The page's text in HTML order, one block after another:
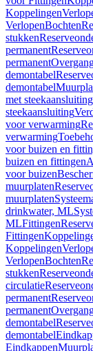
Koppelingen
VerlopenBochten
stukken
permanent
permanent
demontabel
demontabel
met steekaansluiting
steekaansluiting
voor verwarming
verwarming
voor buizen en
buizen en fittingen
voor buizen
muurplaten
muurplaten
drinkwater, ML
MLFittingen
Fittingen
Koppelingen
VerlopenBochten
stukken
circulatie
permanent
permanent
demontabel
demontabel
Eindkappen